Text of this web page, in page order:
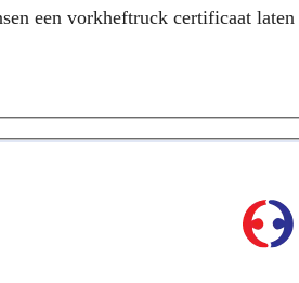
een vorkheftruck certificaat